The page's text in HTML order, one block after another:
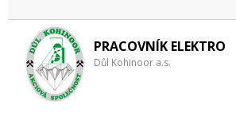
PRACOVNÍK ELEKTRO
Důl Kohinoor a.s.